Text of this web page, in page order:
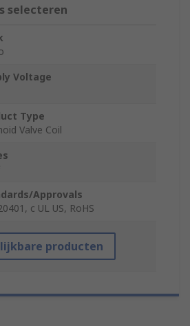
selecteren
Voltage
Type
Valve Coil
Approvals
c UL US, RoHS
producten